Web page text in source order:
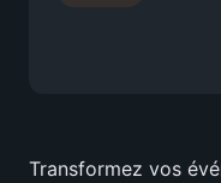
Transformez vos